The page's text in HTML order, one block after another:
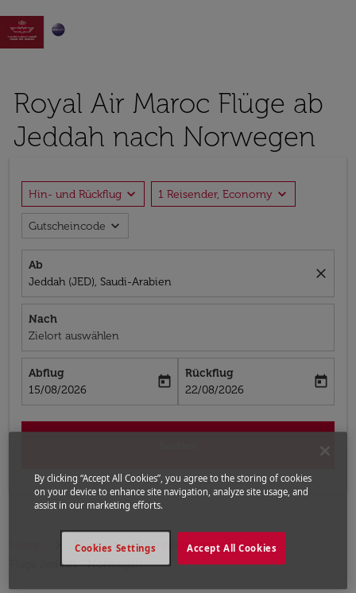

Royal Air Maroc Flüge ab
Jeddah nach Norwegen
Hin- und Rückflug expand_more 1 Reisender, Economy expand_more
Gutscheincode expand_more
Ab
Jeddah (JED), Saudi-Arabien
close
Nach
Zielort auswählen
Abflug
fc-booking-departure-date-aria-label
15/08/2026
today
Rückflug
fc-booking-return-date-aria-label
22/08/2026
today
Flüge
Flüge nach Norwegen
Flüge Jeddah - Norwegen
By clicking “Accept All Cookies”, you agree to the storing of cookies
on your device to enhance site navigation, analyze site usage, and
assist in our marketing efforts.
Accept All Cookies
Cookies Settings